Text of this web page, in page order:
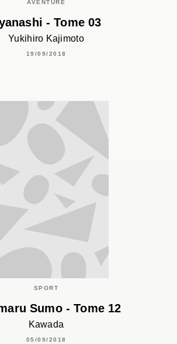
AVENTURE
- Tome 03
Yukihiro Kajimoto
19/09/2018
SPORT
Sumo - Tome 12
Kawada
05/09/2018